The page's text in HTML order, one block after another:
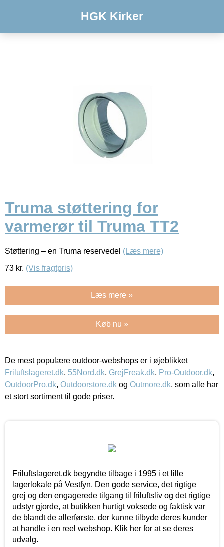
HGK Kirker
Truma støttering for
varmerør til Truma TT2
Støttering – en Truma reservedel (Læs mere)
73 kr. (Vis fragtpris)
Læs mere »
Køb nu »
De mest populære outdoor-webshops er i øjeblikket
Friluftslageret.dk, 55Nord.dk, GrejFreak.dk, Pro-Outdoor.dk,
OutdoorPro.dk, Outdoorstore.dk og Outmore.dk, som alle har
et stort sortiment til gode priser.
Friluftslageret.dk begyndte tilbage i 1995 i et lille
lagerlokale på Vestfyn. Den gode service, det rigtige
grej og den engagerede tilgang til friluftsliv og det rigtige
udstyr gjorde, at butikken hurtigt voksede og faktisk var
de blandt de allerførste, der kunne tilbyde deres kunder
at handle i en reel webshop. Klik her for at se deres
udvalg.